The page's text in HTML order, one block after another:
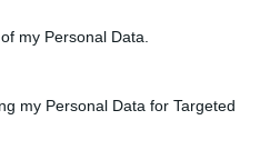
my Personal Data.
my Personal Data for Targeted
digitális ismereteiket
- tette hozzá.
segítik, hanem azt is,
pályára álljon -